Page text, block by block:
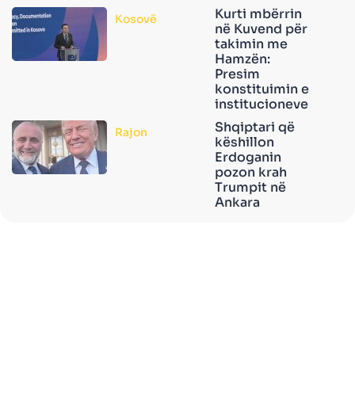
Kosovë
Kurti mbërrin
në Kuvend për
takimin me
Hamzën:
Presim
konstituimin e
institucioneve
Rajon
Shqiptari që
këshillon
Erdoganin
pozon krah
Trumpit në
Ankara